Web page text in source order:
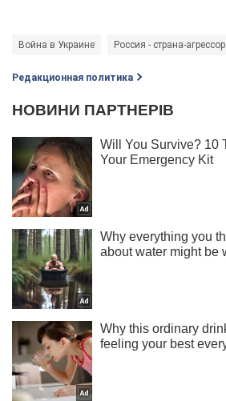
Война в Украине Россия - страна-агрессор
Редакционная политика